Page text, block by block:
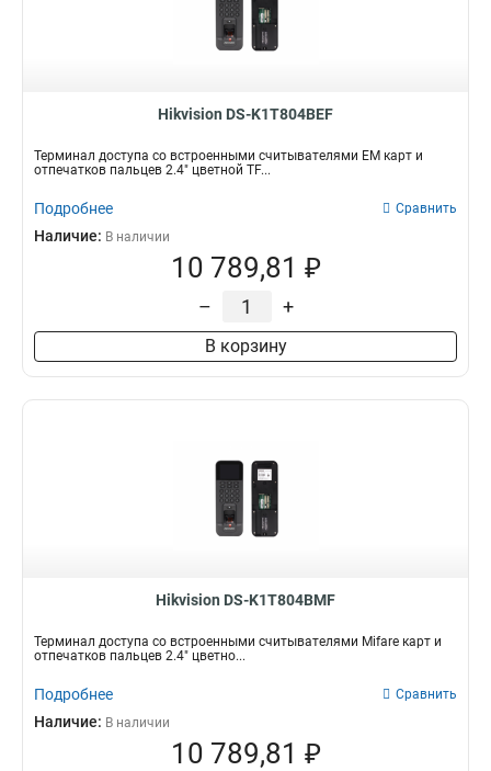
Hikvision DS-K1T804BEF
Терминал доступа со встроенными считывателями EM карт и
отпечатков пальцев 2.4" цветной TF...
Подробнее Сравнить
Наличие: В наличии
10 789,81 ₽
– +
В корзину
Hikvision DS-K1T804BMF
Терминал доступа со встроенными считывателями Mifare карт и
отпечатков пальцев 2.4" цветно...
Подробнее Сравнить
Наличие: В наличии
10 789,81 ₽